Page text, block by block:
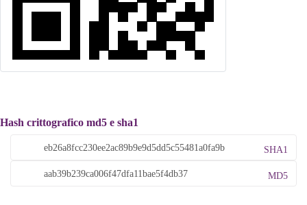
Hash crittografico md5 e sha1
SHA1
MD5